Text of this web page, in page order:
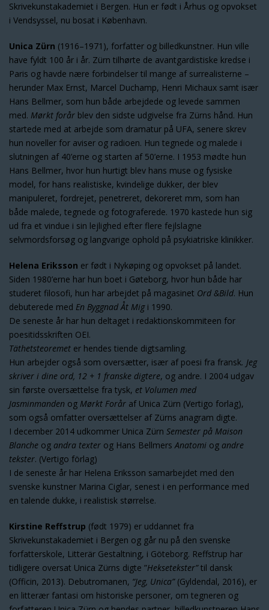
Skrivekunstakademiet i Bergen. Hun er født i Århus og opvokset
i Vendsyssel, nu bosat i København.
Unica Zürn (1916–1971), forfatter og billedkunstner. Hun ville
have fyldt 100 år i år. Zürn tilhørte de avantgardistiske kredse i
Paris og havde nære forbindelser til mange af surrealisterne –
herunder Max Ernst, Marcel Duchamp, Henri Michaux samt især
Hans Bellmer, som hun både arbejdede og levede sammen
med. Mørkt forår blev den sidste udgivelse fra Zürns hånd. Hun
startede med at arbejde som dramatur på UFA, senere skrev
hun noveller for aviser og radioen. Hun tegnede og malede i
slutningen af 40’erne og starten af 50’erne. I 1953 mødte hun
Hans Bellmer, hvor hun hurtigt blev hans muse og fysiske
model, for hans realistiske, kvindelige dukker, der blev
manipuleret, fordrejet, penetreret, dekoreret mm, som han
både malede, tegnede og fotograferede. 1970 kastede hun sig
ud fra et vindue i sin lejlighed efter flere fejlslagne
selvmordsforsøg og langvarige ophold på psykiatriske klinikker.
Helena Eriksson er født i Nykøping og opvokset på landet.
Siden 1980’erne har hun boet i Gøteborg, hvor hun både har
studeret filosofi, hun har arbejdet på magasinet Ord &Bild. Hun
debuterede med En Byggnad Åt Migi 1990.
De seneste år har hun deltaget i redaktionskommiteen for
poesitidsskriften OEI.
Täthetsteoremet er hendes tiende digtsamling.
Hun arbejder også som oversætter, især af poesi fra fransk. Jeg
skriver i dine ord, 12 + 1 franske digtere, og andre. I 2004 udgav
sin første oversættelse fra tysk, et Volumen med
Jasminmanden og Mørkt Forår af Unica Zürn (Vertigo forlag),
som også omfatter oversættelser af Zürns anagram digte.
I december 2014 udkommer Unica Zürn Semester på Maison
Blanche og andra texter og Hans Bellmers Anatomi og andre
tekster. (Vertigo förlag)
I de seneste år har Helena Eriksson samarbejdet med den
svenske kunstner Marina Ciglar, senest i en performance med
en talende dukke, i realistisk størrelse.
Kirstine Reffstrup (født 1979) er uddannet fra
Skrivekunstakademiet i Bergen og går nu på den svenske
forfatterskole, Litterär Gestaltning, i Göteborg. Reffstrup har
tidligere oversat Unica Zürns digte ”Heksetekster”til dansk
(Officin, 2013). Debutromanen, “Jeg, Unica”(Gyldendal, 2016), er
en litterær fantasi om historiske personer, om tegneren og